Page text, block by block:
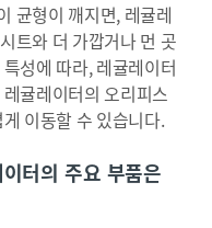
균형이 깨지면, 레귤레
트와 더 가깝거나 먼 곳
성에 따라, 레귤레이터
귤레이터의 오리피스
이동할 수 있습니다.
터의 주요 부품은